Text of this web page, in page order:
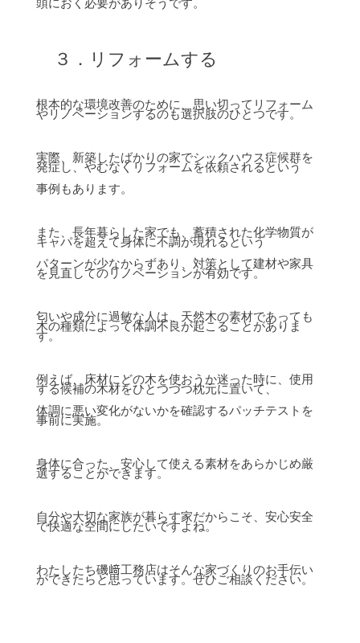
３．リフォームする
根本的な環境改善のために、思い切ってリフォーム
やリノベーションするのも選択肢のひとつです。
実際、新築したばかりの家でシックハウス症候群を
発症し、やむなくリフォームを依頼されるという
事例もあります。
また、長年暮らした家でも、蓄積された化学物質が
キャパを超えて身体に不調が現れるという
パターンが少なからずあり、対策として建材や家具
を見直してのリノベーションが有効です。
匂いや成分に過敏な人は、天然木の素材であっても
木の種類によって体調不良が起こることがありま
す。
例えば、床材にどの木を使おうか迷った時に、使用
する候補の木材をひとつづつ枕元に置いて、
体調に悪い変化がないかを確認するパッチテストを
事前に実施。
身体に合った、安心して使える素材をあらかじめ厳
選することができます。
自分や大切な家族が暮らす家だからこそ、安心安全
で快適な空間にしたいですよね。
わたしたち磯﨑工務店はそんな家づくりのお手伝い
ができたらと思っています。ぜひご相談ください。